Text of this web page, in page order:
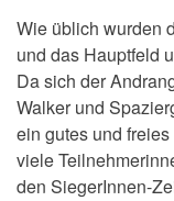
Wie üblich wurden
und das Hauptfeld
Da sich der
Walker und
ein gutes und
viele
den SiegerInnen-